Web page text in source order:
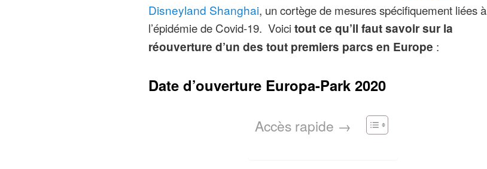
Disneyland Shanghai, un cortège de mesures spécifiquement liées à
l’épidémie de Covid-19. Voici tout ce qu’il faut savoir sur la
réouverture d’un des tout premiers parcs en Europe :
Date d’ouverture Europa-Park 2020
Accès rapide →